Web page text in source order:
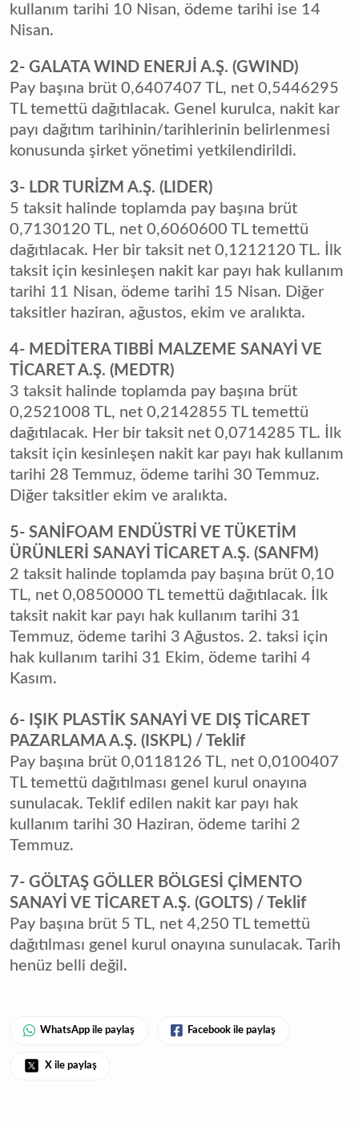
kullanım tarihi 10 Nisan, ödeme tarihi ise 14
Nisan.
2- GALATA WIND ENERJİ A.Ş. (GWIND)
Pay başına brüt 0,6407407 TL, net 0,5446295
TL temettü dağıtılacak. Genel kurulca, nakit kar
payı dağıtım tarihinin/tarihlerinin belirlenmesi
konusunda şirket yönetimi yetkilendirildi.
3- LDR TURİZM A.Ş. (LIDER)
5 taksit halinde toplamda pay başına brüt
0,7130120 TL, net 0,6060600 TL temettü
dağıtılacak. Her bir taksit net 0,1212120 TL. İlk
taksit için kesinleşen nakit kar payı hak kullanım
tarihi 11 Nisan, ödeme tarihi 15 Nisan. Diğer
taksitler haziran, ağustos, ekim ve aralıkta.
4- MEDİTERA TIBBİ MALZEME SANAYİ VE
TİCARET A.Ş. (MEDTR)
3 taksit halinde toplamda pay başına brüt
0,2521008 TL, net 0,2142855 TL temettü
dağıtılacak. Her bir taksit net 0,0714285 TL. İlk
taksit için kesinleşen nakit kar payı hak kullanım
tarihi 28 Temmuz, ödeme tarihi 30 Temmuz.
Diğer taksitler ekim ve aralıkta.
5- SANİFOAM ENDÜSTRİ VE TÜKETİM
ÜRÜNLERİ SANAYİ TİCARET A.Ş. (SANFM)
2 taksit halinde toplamda pay başına brüt 0,10
TL, net 0,0850000 TL temettü dağıtılacak. İlk
taksit nakit kar payı hak kullanım tarihi 31
Temmuz, ödeme tarihi 3 Ağustos. 2. taksi için
hak kullanım tarihi 31 Ekim, ödeme tarihi 4
Kasım.
6- IŞIK PLASTİK SANAYİ VE DIŞ TİCARET
PAZARLAMA A.Ş. (ISKPL) / Teklif
Pay başına brüt 0,0118126 TL, net 0,0100407
TL temettü dağıtılması genel kurul onayına
sunulacak. Teklif edilen nakit kar payı hak
kullanım tarihi 30 Haziran, ödeme tarihi 2
Temmuz.
7- GÖLTAŞ GÖLLER BÖLGESİ ÇİMENTO
SANAYİ VE TİCARET A.Ş. (GOLTS) / Teklif
Pay başına brüt 5 TL, net 4,250 TL temettü
dağıtılması genel kurul onayına sunulacak. Tarih
henüz belli değil.
WhatsApp ile paylaş Facebook ile paylaş
X ile paylaş